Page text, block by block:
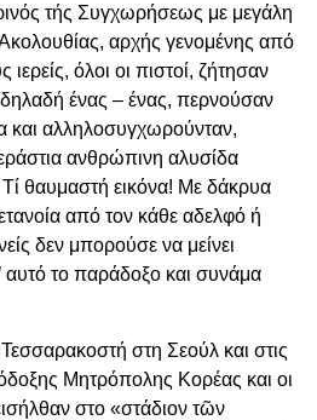
τής Συγχωρήσεως με μεγάλη
αρχής γενομένης από
όλοι οι πιστοί, ζήτησαν
ένας – ένας, περνούσαν
και αλληλοσυγχωρούνταν,
ανθρώπινη αλυσίδα
θαυμαστή εικόνα! Με δάκρυα
από τον κάθε αδελφό ή
δεν μπορούσε να μείνει
αυτό το παράδοξο και συνάμα
στη Σεούλ και στις
Μητρόπολης Κορέας και οι
στο «στάδιον τῶν